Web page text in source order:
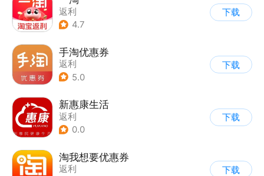
返利
4.7
下载
手淘优惠券
返利
5.0
下载
新惠康生活
返利
0.0
下载
淘我想要优惠券
返利
下载